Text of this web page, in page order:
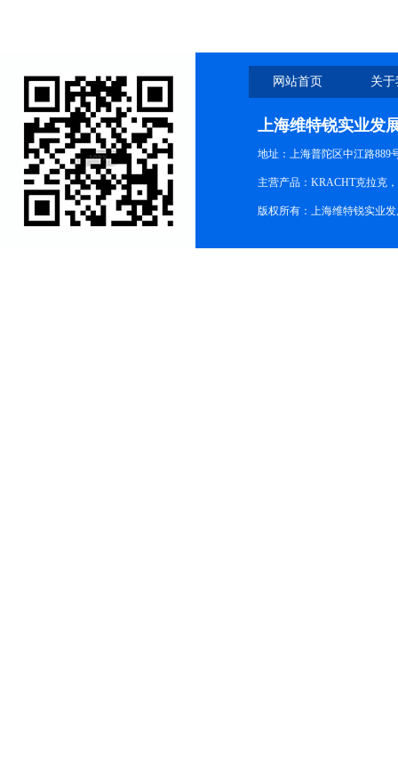
网站首页 关
上海维特锐实业发
地址：上海普陀区中江路889
主营产品：KRACHT克拉克
版权所有：上海维特锐实业